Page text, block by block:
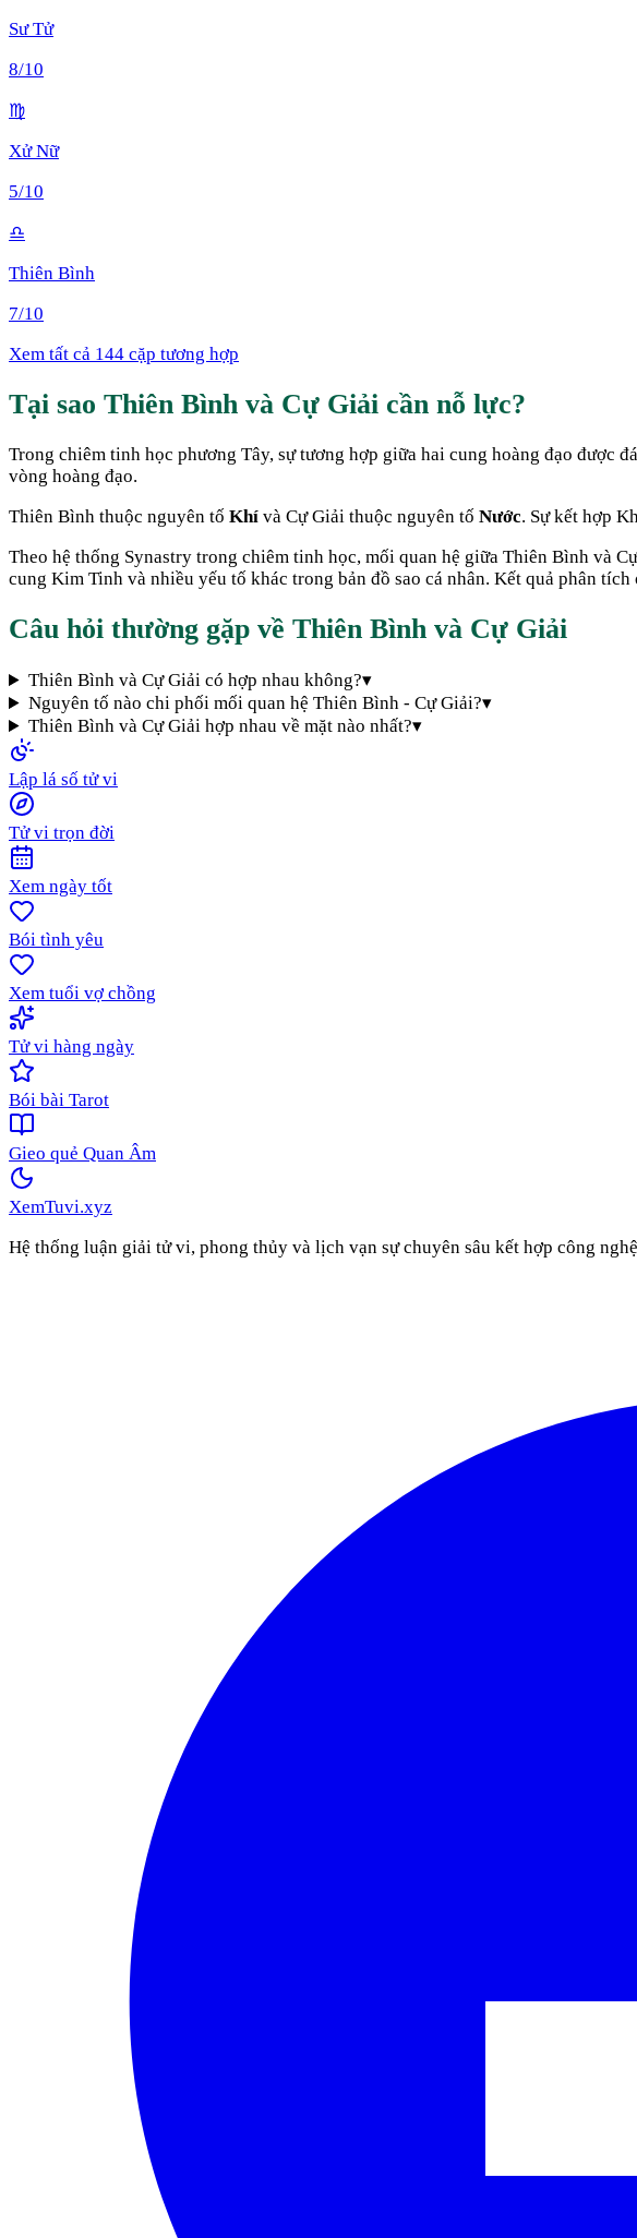
Sư Tử
8/10
♍
Xử Nữ
5/10
♎
Thiên Bình
7/10
Xem tất cả 144 cặp tương hợp
Tại sao Thiên Bình và Cự Giải cần nỗ lực?
Trong chiêm tinh học phương Tây, sự tương hợp giữa hai cung hoàng đạo được
vòng hoàng đạo.
Thiên Bình thuộc nguyên tố Khí và Cự Giải thuộc nguyên tố Nước. Sự kết hợp
Theo hệ thống Synastry trong chiêm tinh học, mối quan hệ giữa Thiên Bình và
cung Kim Tinh và nhiều yếu tố khác trong bản đồ sao cá nhân. Kết quả phân
Câu hỏi thường gặp về Thiên Bình và Cự Giải
Thiên Bình và Cự Giải có hợp nhau không?▾
Nguyên tố nào chi phối mối quan hệ Thiên Bình - Cự Giải?▾
Thiên Bình và Cự Giải hợp nhau về mặt nào nhất?▾
Lập lá số tử vi
Tử vi trọn đời
Xem ngày tốt
Bói tình yêu
Xem tuổi vợ chồng
Tử vi hàng ngày
Bói bài Tarot
Gieo quẻ Quan Âm
XemTuvi.xyz
Hệ thống luận giải tử vi, phong thủy và lịch vạn sự chuyên sâu kết hợp công